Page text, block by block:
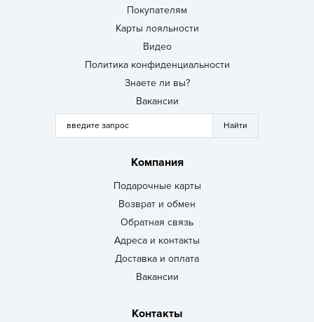
Покупателям
Карты лояльности
Видео
Политика конфиденциальности
Знаете ли вы?
Вакансии
Компания
Подарочные карты
Возврат и обмен
Обратная связь
Адреса и контакты
Доставка и оплата
Вакансии
Контакты